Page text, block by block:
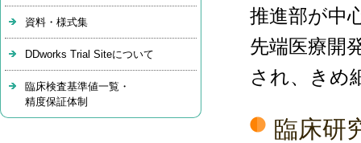
資料・様式集
DDworks Trial Siteについて
臨床検査基準値一覧・
精度保証体制
推進部が中
先端医療開
され、きめ
臨床研